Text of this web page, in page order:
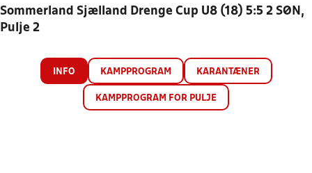
Sommerland Sjælland Drenge Cup U8 (18) 5:5 2 SØN,
Pulje 2
INFO KAMPPROGRAM KARANTÆNER
KAMPPROGRAM FOR PULJE